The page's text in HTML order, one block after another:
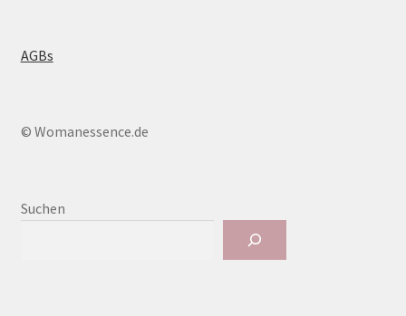
AGBs
© Womanessence.de
Suchen